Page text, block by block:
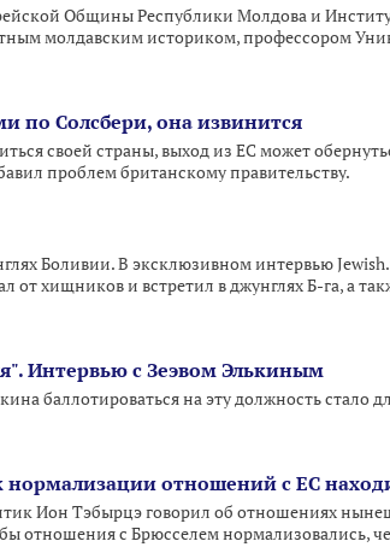
Общины Республики Молдова и
молдавским историком, профессором
по Солсбери, она извинится
своей страны, выход из ЕС может
проблем британскому правительству.
Боливии. В эксклюзивном интервью
от хищников и встретил в джунглях Б-га, а
Интервью с Зеэвом Элькиным
баллотироваться на эту должность стало
отношений с ЕС
Ион Тэбырцэ говорил об отношениях
отношения с Брюсселем нормализовались,